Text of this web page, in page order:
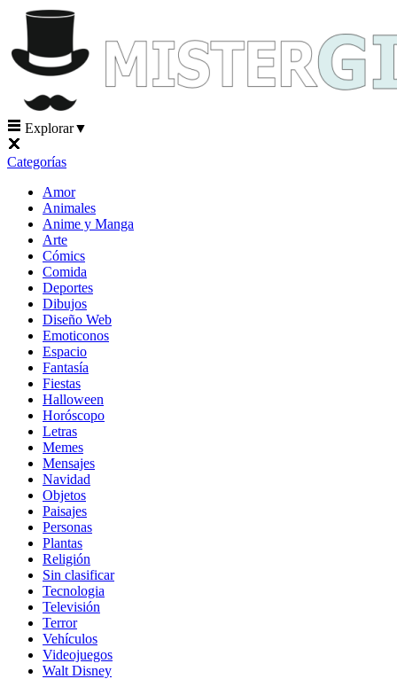
Explorar▼
Categorías
Amor
Animales
Anime y Manga
Arte
Cómics
Comida
Deportes
Dibujos
Diseño Web
Emoticonos
Espacio
Fantasía
Fiestas
Halloween
Horóscopo
Letras
Memes
Mensajes
Navidad
Objetos
Paisajes
Personas
Plantas
Religión
Sin clasificar
Tecnologia
Televisión
Terror
Vehículos
Videojuegos
Walt Disney